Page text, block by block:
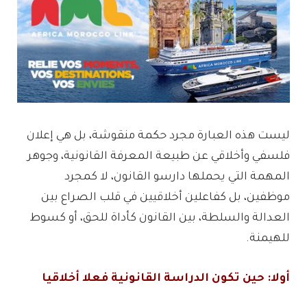
ليست هذه العبارة مجرد حكمة منقوشة، بل هي إعلان
فلسفي وأخلاقي عن طبيعة المعرفة القانونية، وجوهر
المهمة التي يحملها دارسو القانون، لا كمجرد
موظفين، بل كفاعلين أخلاقيين في قلب الصراع بين
العدالة والسلطة، بين القانون كأداة للحق، أو كسوط
للهيمنة.
أولا: حين تكون الدراسة القانونية فعلا أخلاقيا